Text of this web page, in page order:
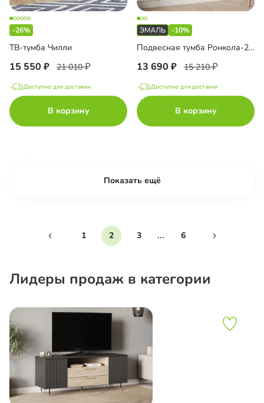
-26%
ТВ-тумба Чилли
15 550 21 010
Доступно для доставки
В корзину
-10%
Подвесная тумба Ронкола-2.1 Эмаль
13 690 15 210
Доступно для доставки
В корзину
Показать ещё
1 2 3 ... 6
Лидеры продаж в категории